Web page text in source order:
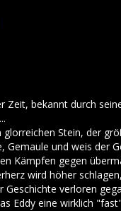
Zeit, bekannt durch
Stein, der
und weis der
Kämpfen gegen
wird höher
verloren
Eddy eine wirklich